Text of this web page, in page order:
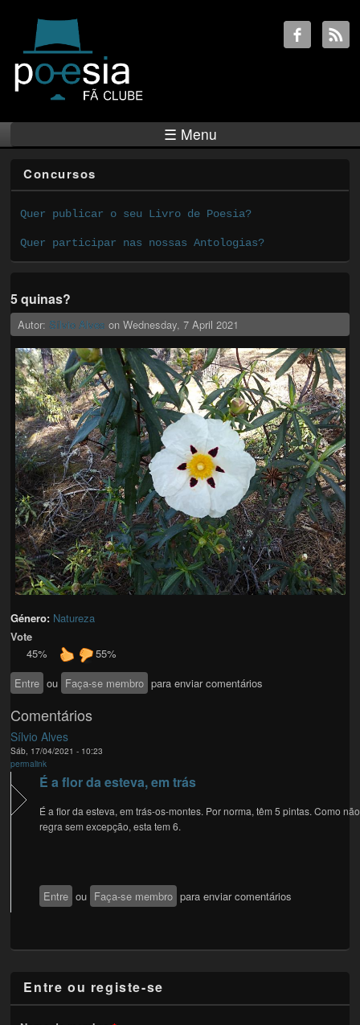
☰ Menu
Concursos
Quer publicar o seu Livro de Poesia?
Quer participar nas nossas Antologias?
5 quinas?
Autor: Sílvio Alves onWednesday, 7 April 2021
Género: Natureza
Vote
45%
55%
Entre ou Faça-se membro para enviar comentários
Comentários
Sílvio Alves
Sáb, 17/04/2021 - 10:23
permalink
É a flor da esteva, em trás
É a flor da esteva, em trás-os-montes. Por norma, têm 5 pintas. Como
regra sem excepção, esta tem 6.
Entre ou Faça-se membro para enviar comentários
Entre ou registe-se